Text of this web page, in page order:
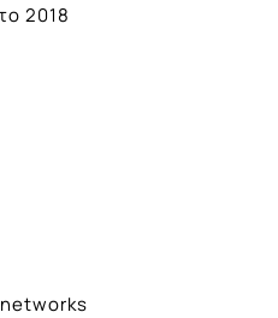
2018